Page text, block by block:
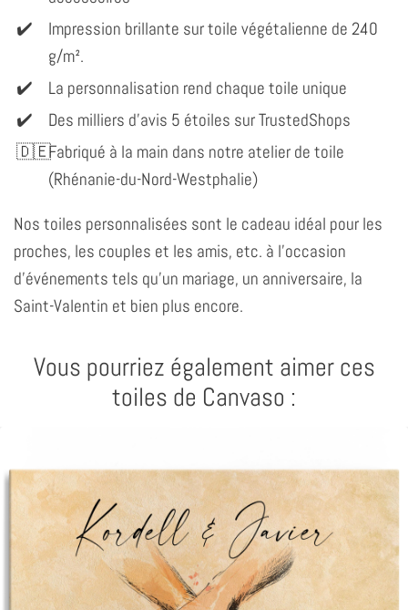
Impression brillante sur toile végétalienne de 240
g/m².
La personnalisation rend chaque toile unique
Des milliers d'avis 5 étoiles sur TrustedShops
Fabriqué à la main dans notre atelier de toile
(Rhénanie-du-Nord-Westphalie)
Nos toiles personnalisées sont le cadeau idéal pour les
proches, les couples et les amis, etc. à l'occasion
d'événements tels qu'un mariage, un anniversaire, la
Saint-Valentin et bien plus encore.
Vous pourriez également aimer ces
toiles de Canvaso :